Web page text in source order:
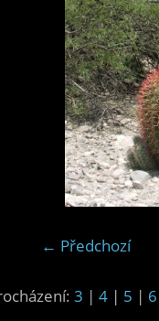
← Předchozí
3 | 4 | 5 | 6